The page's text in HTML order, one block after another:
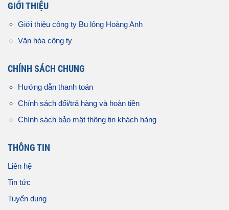
GIỚI THIỆU
Giới thiệu công ty Bu lông Hoàng Anh
Văn hóa công ty
CHÍNH SÁCH CHUNG
Hướng dẫn thanh toán
Chính sách đổi/trả hàng và hoàn tiền
Chính sách bảo mật thông tin khách hàng
THÔNG TIN
Liên hệ
Tin tức
Tuyển dụng